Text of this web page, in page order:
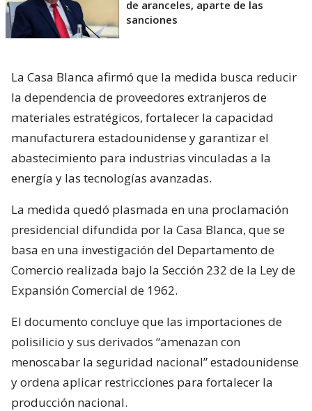
de aranceles, aparte de las
sanciones
La Casa Blanca afirmó que la medida busca reducir
la dependencia de proveedores extranjeros de
materiales estratégicos, fortalecer la capacidad
manufacturera estadounidense y garantizar el
abastecimiento para industrias vinculadas a la
energía y las tecnologías avanzadas.
La medida quedó plasmada en una proclamación
presidencial difundida por la Casa Blanca, que se
basa en una investigación del Departamento de
Comercio realizada bajo la Sección 232 de la Ley de
Expansión Comercial de 1962.
El documento concluye que las importaciones de
polisilicio y sus derivados “amenazan con
menoscabar la seguridad nacional” estadounidense
y ordena aplicar restricciones para fortalecer la
producción nacional.